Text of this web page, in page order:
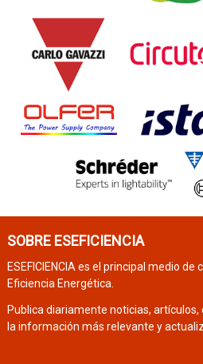
SOBRE ESEFICIENCIA
ESEFICIENCIA es el principal medio
Eficiencia Energética.
Publica diariamente noticias, artículos,
la información más relevante y